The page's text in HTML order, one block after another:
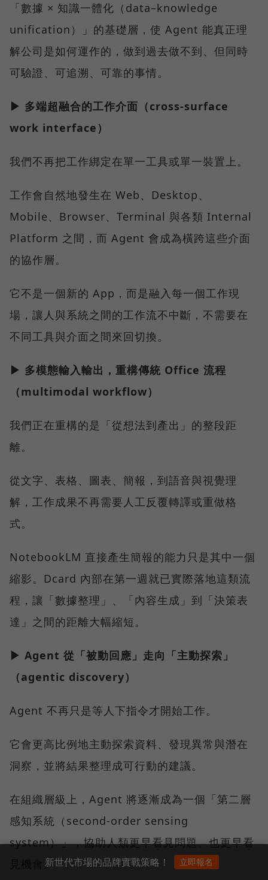
「數據 × 知識一體化（data–knowledge
unification）」的基礎層，使 Agent 能真正理
解公司是如何運作的，做到過去做不到、但同時
可驗證、可追溯、可靠的事情。
▶ 多端超融合的工作介面（cross-surface
work interface）
我們不再把工作綁定在單一工具或單一裝置上。
工作會自然地發生在 Web、Desktop、
Mobile、Browser、Terminal 與各類 Internal
Platform 之間，而 Agent 會成為橫跨這些介面
的協作層。
它不是一個新的 App，而是融入每一個工作現
場，讓人與系統之間的工作流不中斷，不需要在
不同工具與介面之間來回切換。
▶ 多模態輸入輸出，重構傳統 Office 流程
（multimodal workflow）
我們正在重構的是「從想法到產出」的整段距
離。
從文字、表格、圖表、簡報，到語音與視覺理
解，工作成果不再需要人工反覆轉譯或重做格
式。
NotebookLM 直接產生簡報的能力只是其中一個
縮影。Dcard 內部在第一週就已實際落地這類流
程，讓「數據整理」、「內容生成」到「決策表
達」之間的距離大幅縮短。
▶ Agent 從「被動回應」走向「主動探索」
（agentic discovery）
Agent 不再只是等人下指令才開始工作。
它會更高比例地主動探索資料、發現異常與潛在
洞察，並將結果整理成可行動的建議。
在組織層級上，Agent 將逐漸成為一個「第二層
感知系統（second-order sensing
system）」，協助人類更早看見問題、也更早看
見機會。新世代市場的品牌實戰策略！ 立即報名